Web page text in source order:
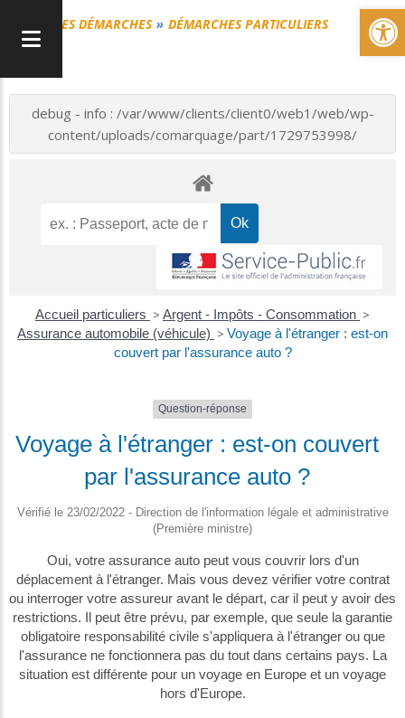
MES DÉMARCHES DÉMARCHES PARTICULIERS
debug - info : /var/www/clients/client0/web1/web/wp-
content/uploads/comarquage/part/1729753998/
Accueil particuliers > Argent - Impôts - Consommation >
Assurance automobile (véhicule) > Voyage à l'étranger : est-on
couvert par l'assurance auto ?
Question-réponse
Voyage à l'étranger : est-on couvert
par l'assurance auto ?
Vérifié le 23/02/2022 - Direction de l'information légale et administrative
(Première ministre)
Oui, votre assurance auto peut vous couvrir lors d'un
déplacement à l'étranger. Mais vous devez vérifier votre contrat
ou interroger votre assureur avant le départ, car il peut y avoir des
restrictions. Il peut être prévu, par exemple, que seule la garantie
obligatoire responsabilité civile s'appliquera à l'étranger ou que
l'assurance ne fonctionnera pas du tout dans certains pays. La
situation est différente pour un voyage en Europe et un voyage
hors d'Europe.